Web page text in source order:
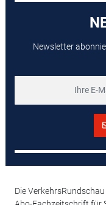
Newsletter
Die